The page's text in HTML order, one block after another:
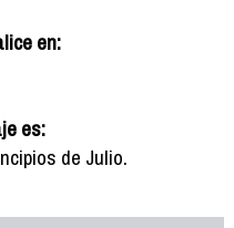
en:
es:
de Julio.